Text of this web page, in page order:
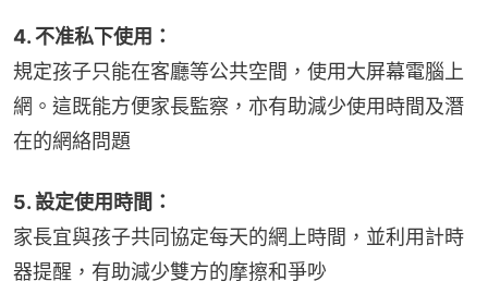
4. 不准私下使用：
規定孩子只能在客廳等公共空間，使用大屏幕電腦上
網。這既能方便家長監察，亦有助減少使用時間及潛
在的網絡問題
5. 設定使用時間：
家長宜與孩子共同協定每天的網上時間，並利用計時
器提醒，有助減少雙方的摩擦和爭吵